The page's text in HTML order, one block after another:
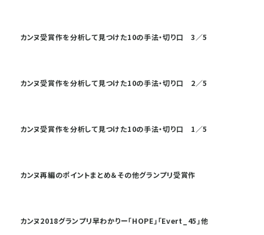
カンヌ受賞作を分析して見つけた10の手法・切り口 3／5
カンヌ受賞作を分析して見つけた10の手法・切り口 2／5
カンヌ受賞作を分析して見つけた10の手法・切り口 1／5
カンヌ再編のポイントまとめ＆その他グランプリ受賞作
カンヌ2018グランプリ早わかりー「HOPE」「Evert_45」他